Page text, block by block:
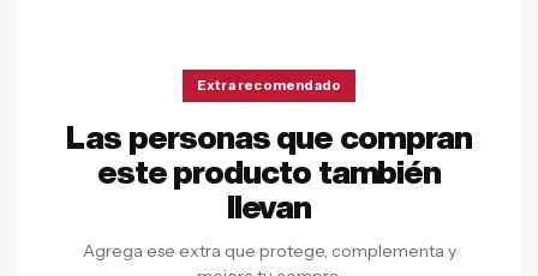
Extra recomendado
Las personas que compran
este producto también
llevan
Agrega ese extra que protege, complementa y